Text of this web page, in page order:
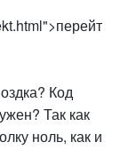
Код
Так как
ноль, как и